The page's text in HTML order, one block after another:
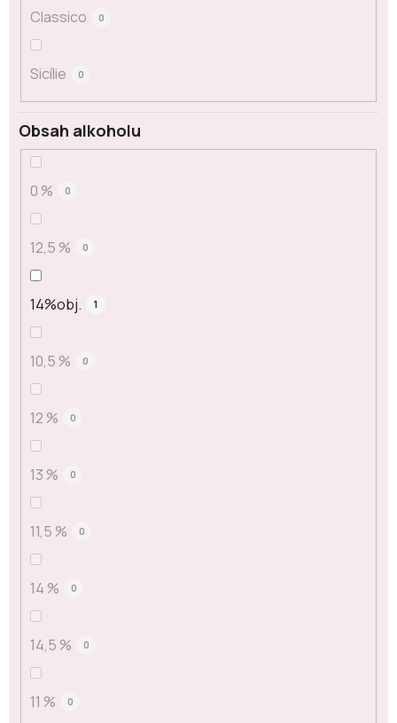
Classico 0
Sicílie 0
Obsah alkoholu
0 % 0
12,5 % 0
14%obj. 1
10,5 % 0
12 % 0
13 % 0
11,5 % 0
14 % 0
14,5 % 0
11 % 0